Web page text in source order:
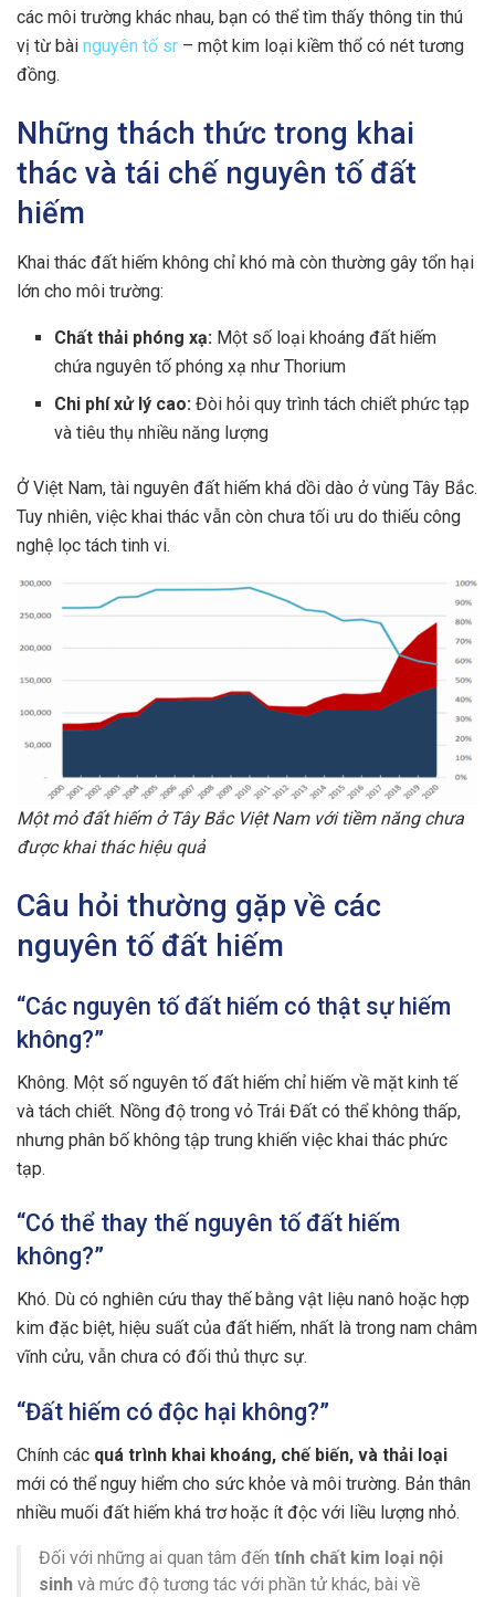
các môi trường khác nhau, bạn có thể tìm thấy thông tin thú
vị từ bài nguyên tố sr – một kim loại kiềm thổ có nét tương
đồng.
Những thách thức trong khai
thác và tái chế nguyên tố đất
hiếm
Khai thác đất hiếm không chỉ khó mà còn thường gây tổn hại
lớn cho môi trường:
Chất thải phóng xạ: Một số loại khoáng đất hiếm
chứa nguyên tố phóng xạ như Thorium
Chi phí xử lý cao: Đòi hỏi quy trình tách chiết phức tạp
và tiêu thụ nhiều năng lượng
Ở Việt Nam, tài nguyên đất hiếm khá dồi dào ở vùng Tây Bắc.
Tuy nhiên, việc khai thác vẫn còn chưa tối ưu do thiếu công
nghệ lọc tách tinh vi.
Một mỏ đất hiếm ở Tây Bắc Việt Nam với tiềm năng chưa
được khai thác hiệu quả
Câu hỏi thường gặp về các
nguyên tố đất hiếm
“Các nguyên tố đất hiếm có thật sự hiếm
không?”
Không. Một số nguyên tố đất hiếm chỉ hiếm về mặt kinh tế
và tách chiết. Nồng độ trong vỏ Trái Đất có thể không thấp,
nhưng phân bố không tập trung khiến việc khai thác phức
tạp.
“Có thể thay thế nguyên tố đất hiếm
không?”
Khó. Dù có nghiên cứu thay thế bằng vật liệu nanô hoặc hợp
kim đặc biệt, hiệu suất của đất hiếm, nhất là trong nam châm
vĩnh cửu, vẫn chưa có đối thủ thực sự.
“Đất hiếm có độc hại không?”
Chính các quá trình khai khoáng, chế biến, và thải loại
mới có thể nguy hiểm cho sức khỏe và môi trường. Bản thân
nhiều muối đất hiếm khá trơ hoặc ít độc với liều lượng nhỏ.
Đối với những ai quan tâm đến tính chất kim loại nội
sinh và mức độ tương tác với phần tử khác, bài về